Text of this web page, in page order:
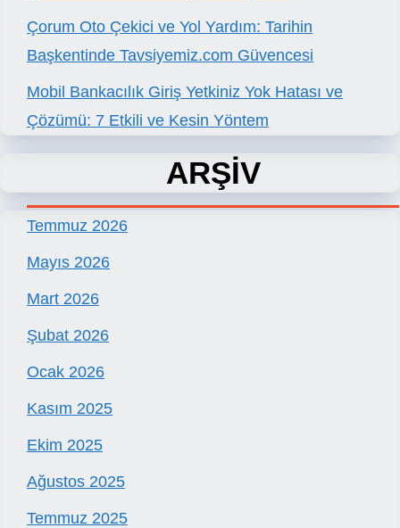
Çorum Oto Çekici ve Yol Yardım: Tarihin
Başkentinde Tavsiyemiz.com Güvencesi
Mobil Bankacılık Giriş Yetkiniz Yok Hatası ve
Çözümü: 7 Etkili ve Kesin Yöntem
ARŞİV
Temmuz 2026
Mayıs 2026
Mart 2026
Şubat 2026
Ocak 2026
Kasım 2025
Ekim 2025
Ağustos 2025
Temmuz 2025